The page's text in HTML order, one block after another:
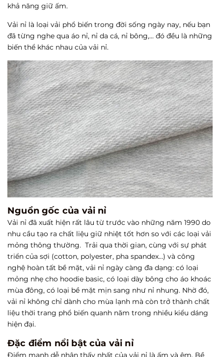
khả năng giữ ấm.
Vải nỉ là loại vải phổ biến trong đời sống ngày nay, nếu bạn
đã từng nghe qua áo nỉ, nỉ da cá, nỉ bông,... đó đều là những
biến thể khác nhau của vải nỉ.
Nguồn gốc của vải nỉ
Vải nỉ đã xuất hiện rất lâu từ trước vào những năm 1990 do
nhu cầu tạo ra chất liệu giữ nhiệt tốt hơn so với các loại vải
mỏng thông thường. Trải qua thời gian, cùng với sự phát
triển của sợi (cotton, polyester, pha spandex…) và công
nghệ hoàn tất bề mặt, vải nỉ ngày càng đa dạng: có loại
mỏng nhẹ cho hoodie basic, có loại dày bông cho áo khoác
mùa đông, có loại bề mặt mịn sang như nỉ nhung. Nhờ đó,
vải nỉ không chỉ dành cho mùa lạnh mà còn trở thành chất
liệu thời trang phổ biến quanh năm trong nhiều kiểu dáng
hiện đại.
Đặc điểm nổi bật của vải nỉ
Điểm mạnh dễ nhận thấy nhất của vải nỉ là ấm và êm. Bề